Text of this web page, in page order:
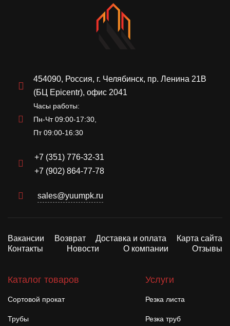
454090, Россия, г. Челябинск, пр. Ленина 21В
(БЦ Epicentr), офис 2041
Часы работы:
Пн-Чт 09:00-17:30,
Пт 09:00-16:30
+7 (351) 776-32-31
+7 (902) 864-77-78
sales@yuumpk.ru
Вакансии Возврат Доставка и оплата
Карта сайта
Контакты
Новости О компании Отзывы
Каталог товаров
Сортовой прокат
Трубы
Услуги
Резка листа
Резка труб